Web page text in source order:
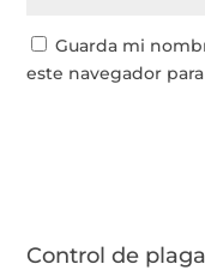
Guarda mi
este navegador
Control de